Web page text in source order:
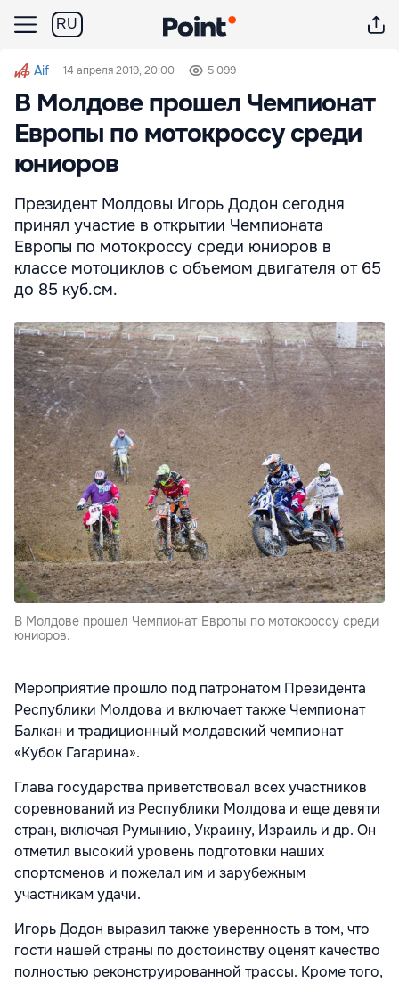
RU
Aif 14 апреля 2019, 20:00 5 099
В Молдове прошел Чемпионат
Европы по мотокроссу среди
юниоров
Президент Молдовы Игорь Додон сегодня
принял участие в открытии Чемпионата
Европы по мотокроссу среди юниоров в
классе мотоциклов с объемом двигателя от 65
до 85 куб.см.
В Молдове прошел Чемпионат Европы по мотокроссу среди
юниоров.
Мероприятие прошло под патронатом Президента
Республики Молдова и включает также Чемпионат
Балкан и традиционный молдавский чемпионат
«Кубок Гагарина».
Глава государства приветствовал всех участников
соревнований из Республики Молдова и еще девяти
стран, включая Румынию, Украину, Израиль и др. Он
отметил высокий уровень подготовки наших
спортсменов и пожелал им и зарубежным
участникам удачи.
Игорь Додон выразил также уверенность в том, что
гости нашей страны по достоинству оценят качество
полностью реконструированной трассы. Кроме того,